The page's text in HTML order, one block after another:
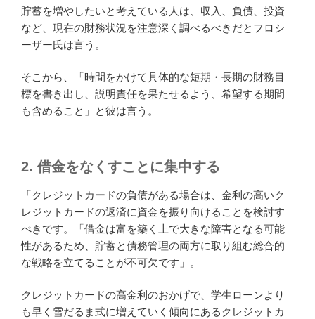
貯蓄を増やしたいと考えている人は、収入、負債、投資
など、現在の財務状況を注意深く調べるべきだとフロシ
ーザー氏は言う。
そこから、「時間をかけて具体的な短期・長期の財務目
標を書き出し、説明責任を果たせるよう、希望する期間
も含めること」と彼は言う。
2. 借金をなくすことに集中する
「クレジットカードの負債がある場合は、金利の高いク
レジットカードの返済に資金を振り向けることを検討す
べきです。「借金は富を築く上で大きな障害となる可能
性があるため、貯蓄と債務管理の両方に取り組む総合的
な戦略を立てることが不可欠です」。
クレジットカードの高金利のおかげで、学生ローンより
も早く雪だるま式に増えていく傾向にあるクレジットカ